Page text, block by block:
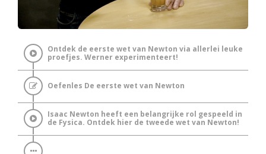
Ontdek de eerste wet van Newton via allerlei leuke
proefjes. Werner experimenteert!
Oefenles De eerste wet van Newton
Isaac Newton heeft een belangrijke rol gespeeld in
de Fysica. Ontdek hier de tweede wet van Newton!